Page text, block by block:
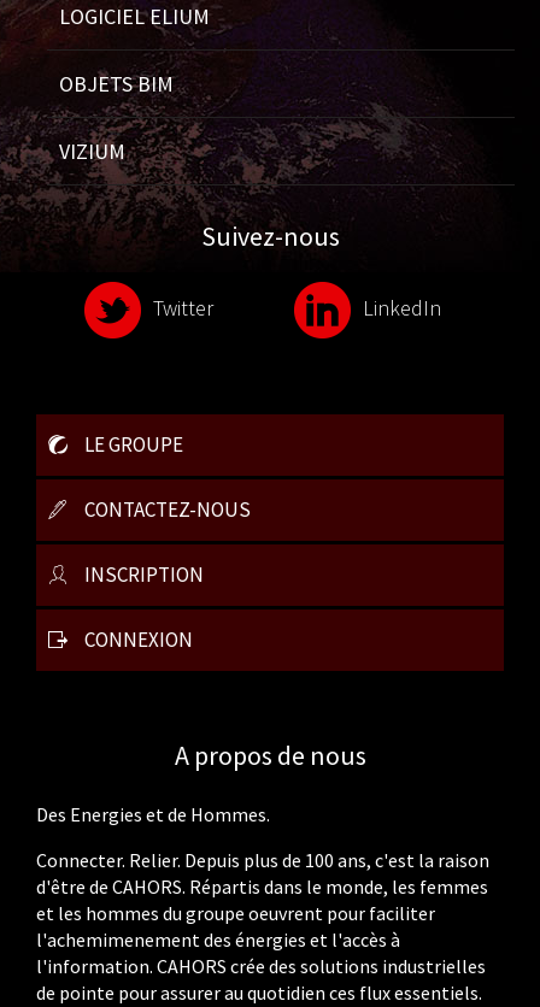
LOGICIEL ELIUM
OBJETS BIM
VIZIUM
Suivez-nous
Twitter LinkedIn
LE GROUPE
CONTACTEZ-NOUS
INSCRIPTION
CONNEXION
A propos de nous
Des Energies et de Hommes.
Connecter. Relier. Depuis plus de 100 ans, c'est la raison
d'être de CAHORS. Répartis dans le monde, les femmes
et les hommes du groupe oeuvrent pour faciliter
l'achemimenement des énergies et l'accès à
l'information. CAHORS crée des solutions industrielles
de pointe pour assurer au quotidien ces flux essentiels.